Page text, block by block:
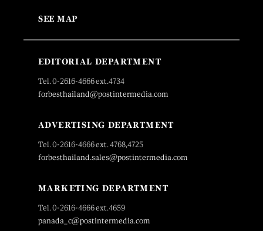
SEE MAP
EDITORIAL DEPARTMENT
Tel. 0-2616-4666 ext.4734
forbesthailand@postintermedia.com
ADVERTISING DEPARTMENT
Tel. 0-2616-4666 ext. 4768,4725
forbesthailand.sales@postintermedia.com
MARKETING DEPARTMENT
Tel. 0-2616-4666 ext.4659
panada_c@postintermedia.com